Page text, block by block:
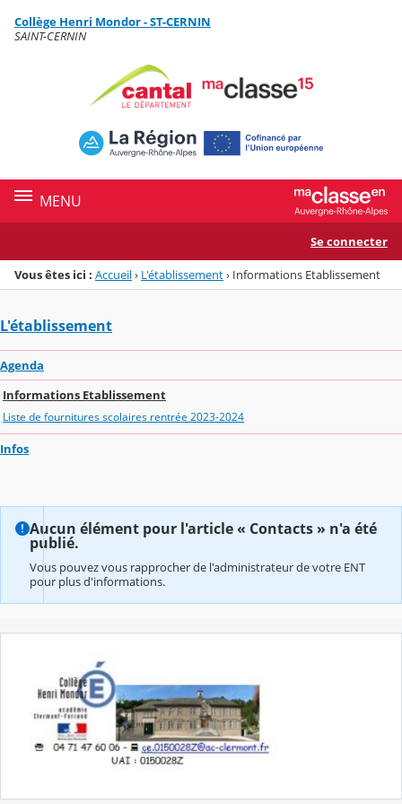
Menu de la rubrique
Contenu
Collège Henri Mondor - ST-CERNIN
SAINT-CERNIN
MENU
Se connecter
Vous êtes ici : Accueil› L'établissement› Informations Etablissement
L'établissement
Agenda
Informations Etablissement
Liste de fournitures scolaires rentrée 2023-2024
Infos
Aucun élément pour l'article « Contacts » n'a été
publié.
Vous pouvez vous rapprocher de l'administrateur de votre ENT
pour plus d'informations.